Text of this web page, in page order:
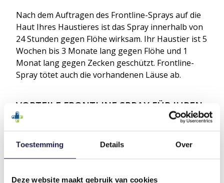
Toestemming Details Over
Deze website maakt gebruik van cookies
Nach dem Auftragen des Frontline-Sprays auf die
Haut Ihres Haustieres ist das Spray innerhalb von
24 Stunden gegen Flöhe wirksam. Ihr Haustier ist 5
Wochen bis 3 Monate lang gegen Flöhe und 1
Monat lang gegen Zecken geschützt. Frontline-
Spray tötet auch die vorhandenen Läuse ab.
VORTEILE FRONTLINE SPRAY FÜR IHREN
HUND ODER IHRE KATZE:
Geeignet für Hunde und Katzen;
Geeignet für die Anwendung bei Welpen
und/oder Kätzchen ab einem Alter von 2 Tagen;
trächtige oder säugende Tiere geeignet;